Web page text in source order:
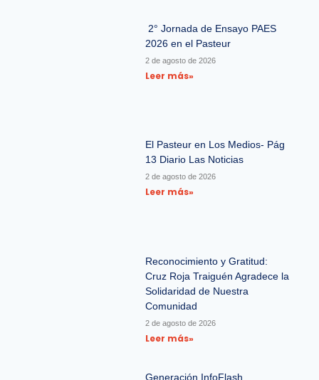
2° Jornada de Ensayo PAES
2026 en el Pasteur
2 de agosto de 2026
Leer más»
El Pasteur en Los Medios- Pág
13 Diario Las Noticias
2 de agosto de 2026
Leer más»
Reconocimiento y Gratitud:
Cruz Roja Traiguén Agradece la
Solidaridad de Nuestra
Comunidad
2 de agosto de 2026
Leer más»
Generación InfoFlash